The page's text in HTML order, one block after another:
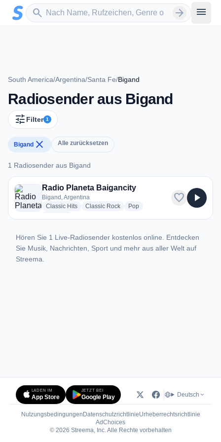
Zum Hauptinhalt springen
search
Sender suchen arrow_forward menu
South America/Argentina/Santa Fe/Bigand
Radiosender aus Bigand
tune Filter 1
Bigand close Alle zurücksetzen
1 Radiosender aus Bigand
1 Radiosender aus Bigand
Radio Planeta Baigancity
Bigand, Argentina
Classic Hitsradio stations
Classic Rockradio stations
Popradio stations
favorite play_arrow
Hören Sie 1 Live-Radiosender kostenlos online. Entdecken
Sie Musik, Nachrichten, Sport und mehr aus aller Welt auf
Streema.
LADEN IM
App Store
JETZT BEI
Google Play Deutsch
Nutzungsbedingungen DatenschutzrichtlinieUrheberrechtsrichtlinie
AdChoices(öffnet in neuem Tab)
© 2026 Streema, Inc. Alle Rechte vorbehalten